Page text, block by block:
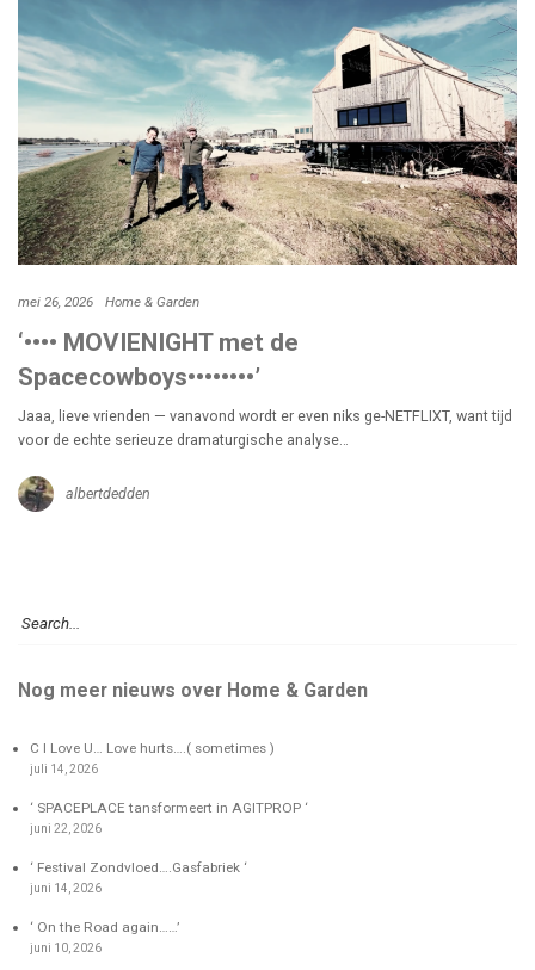
mei 26, 2026 Home & Garden
‘•••• MOVIENIGHT met de
Spacecowboys••••••••’
Jaaa, lieve vrienden — vanavond wordt er even niks ge-NETFLIXT, want tijd
voor de echte serieuze dramaturgische analyse…
albertdedden
Nog meer nieuws over Home & Garden
C I Love U… Love hurts….( sometimes )
juli 14, 2026
‘ SPACEPLACE tansformeert in AGITPROP ‘
juni 22, 2026
‘ Festival Zondvloed….Gasfabriek ‘
juni 14, 2026
‘ On the Road again……’
juni 10, 2026